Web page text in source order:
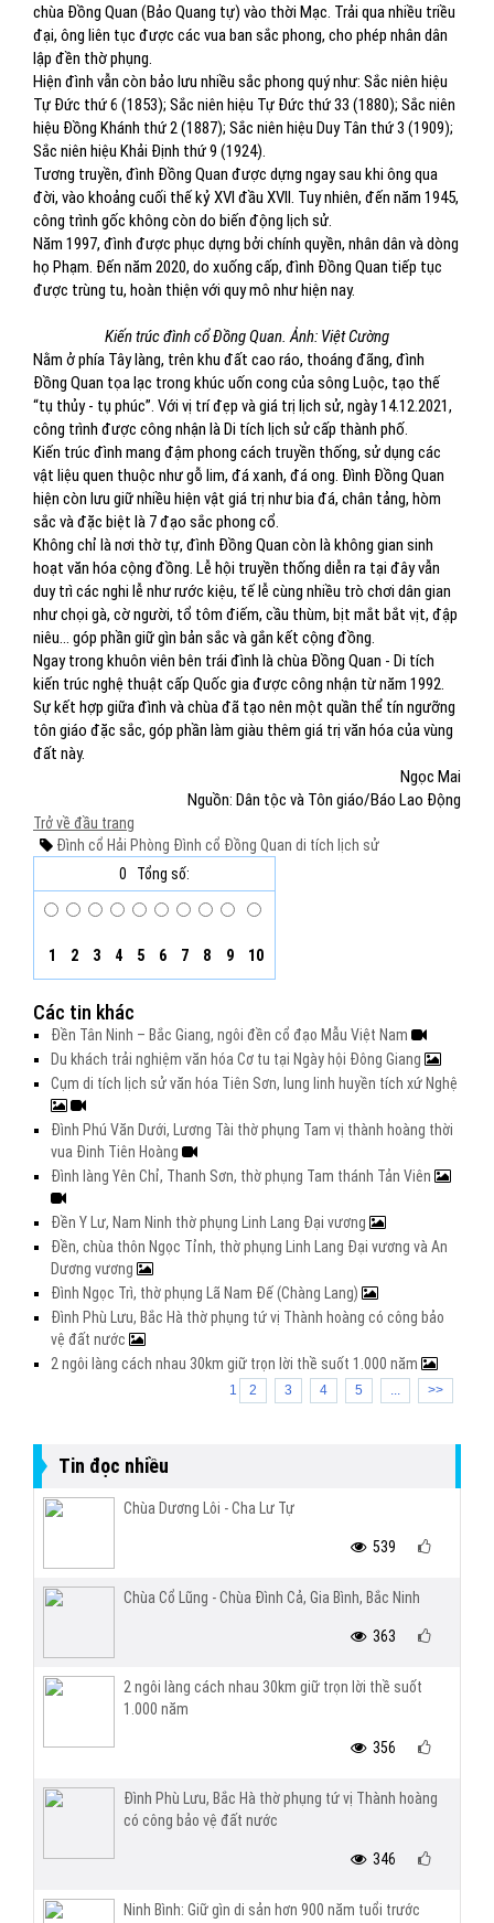
chùa Đồng Quan (Bảo Quang tự) vào thời Mạc. Trải qua nhiều triều
đại, ông liên tục được các vua ban sắc phong, cho phép nhân dân
lập đền thờ phụng.
Hiện đình vẫn còn bảo lưu nhiều sắc phong quý như: Sắc niên hiệu
Tự Đức thứ 6 (1853); Sắc niên hiệu Tự Đức thứ 33 (1880); Sắc niên
hiệu Đồng Khánh thứ 2 (1887); Sắc niên hiệu Duy Tân thứ 3 (1909);
Sắc niên hiệu Khải Định thứ 9 (1924).
Tương truyền, đình Đồng Quan được dựng ngay sau khi ông qua
đời, vào khoảng cuối thế kỷ XVI đầu XVII. Tuy nhiên, đến năm 1945,
công trình gốc không còn do biến động lịch sử.
Năm 1997, đình được phục dựng bởi chính quyền, nhân dân và dòng
họ Phạm. Đến năm 2020, do xuống cấp, đình Đồng Quan tiếp tục
được trùng tu, hoàn thiện với quy mô như hiện nay.
Kiến trúc đình cổ Đồng Quan. Ảnh: Việt Cường
Nằm ở phía Tây làng, trên khu đất cao ráo, thoáng đãng, đình
Đồng Quan tọa lạc trong khúc uốn cong của sông Luộc, tạo thế
“tụ thủy - tụ phúc”. Với vị trí đẹp và giá trị lịch sử, ngày 14.12.2021,
công trình được công nhận là Di tích lịch sử cấp thành phố.
Kiến trúc đình mang đậm phong cách truyền thống, sử dụng các
vật liệu quen thuộc như gỗ lim, đá xanh, đá ong. Đình Đồng Quan
hiện còn lưu giữ nhiều hiện vật giá trị như bia đá, chân tảng, hòm
sắc và đặc biệt là 7 đạo sắc phong cổ.
Không chỉ là nơi thờ tự, đình Đồng Quan còn là không gian sinh
hoạt văn hóa cộng đồng. Lễ hội truyền thống diễn ra tại đây vẫn
duy trì các nghi lễ như rước kiệu, tế lễ cùng nhiều trò chơi dân gian
như chọi gà, cờ người, tổ tôm điếm, cầu thùm, bịt mắt bắt vịt, đập
niêu… góp phần giữ gìn bản sắc và gắn kết cộng đồng.
Ngay trong khuôn viên bên trái đình là chùa Đồng Quan - Di tích
kiến trúc nghệ thuật cấp Quốc gia được công nhận từ năm 1992.
Sự kết hợp giữa đình và chùa đã tạo nên một quần thể tín ngưỡng
tôn giáo đặc sắc, góp phần làm giàu thêm giá trị văn hóa của vùng
đất này.
Ngọc Mai
Nguồn: Dân tộc và Tôn giáo/Báo Lao Động
Trở về đầu trang
Đình cổ Hải Phòng Đình cổ Đồng Quan di tích lịch sử
0
Tổng số:
1 2 3 4 5 6 7 8 9 10
Các tin khác
Đền Tân Ninh – Bắc Giang, ngôi đền cổ đạo Mẫu Việt Nam
Du khách trải nghiệm văn hóa Cơ tu tại Ngày hội Đông Giang
Cụm di tích lịch sử văn hóa Tiên Sơn, lung linh huyền tích xứ Nghệ
Đình Phú Văn Dưới, Lương Tài thờ phụng Tam vị thành hoàng thời
vua Đinh Tiên Hoàng
Đình làng Yên Chỉ, Thanh Sơn, thờ phụng Tam thánh Tản Viên
Đền Y Lư, Nam Ninh thờ phụng Linh Lang Đại vương
Đền, chùa thôn Ngọc Tỉnh, thờ phụng Linh Lang Đại vương và An
Dương vương
Đình Ngọc Trì, thờ phụng Lã Nam Đế (Chàng Lang)
Đình Phù Lưu, Bắc Hà thờ phụng tứ vị Thành hoàng có công bảo
vệ đất nước
2 ngôi làng cách nhau 30km giữ trọn lời thề suốt 1.000 năm
1 2 3 4 5 ... >>
Tin đọc nhiều
Chùa Dương Lôi - Cha Lư Tự
539
Chùa Cổ Lũng - Chùa Đình Cả, Gia Bình, Bắc Ninh
363
2 ngôi làng cách nhau 30km giữ trọn lời thề suốt
1.000 năm
356
Đình Phù Lưu, Bắc Hà thờ phụng tứ vị Thành hoàng
có công bảo vệ đất nước
346
Ninh Bình: Giữ gìn di sản hơn 900 năm tuổi trước